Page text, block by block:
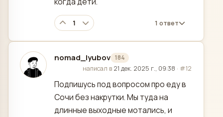
1 1 ответ
nomad_lyubov 184
отредактировано
написал в 21 дек. 2025 г., 09:38 · #12
Подпишусь под вопросом про еду в
Сочи без накрутки. Мы туда на
длинные выходные мотались, и